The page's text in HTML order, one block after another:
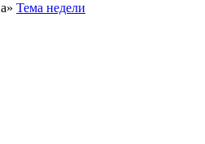
Тема недели